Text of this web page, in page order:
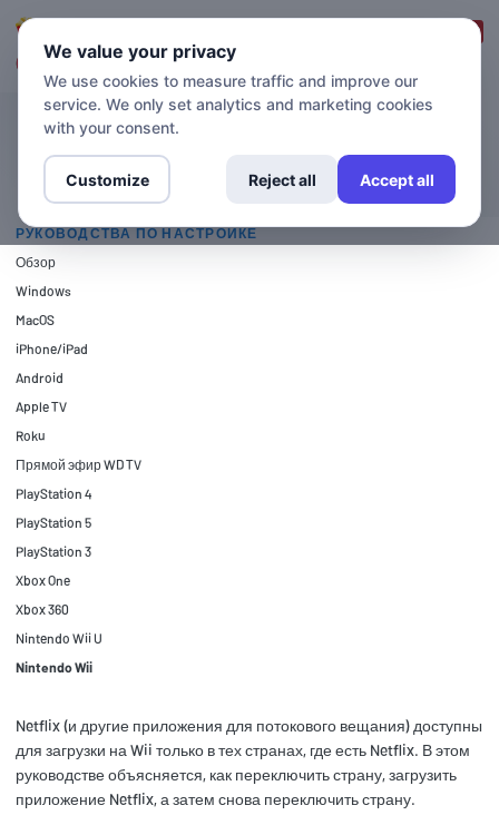
РУКОВОДСТВА ПО НАСТРОЙКЕ
Nintendo Wii
РУКОВОДСТВА ПО НАСТРОЙКЕ
Обзор
Windows
MacOS
iPhone/iPad
Android
Apple TV
Roku
Прямой эфир WD TV
PlayStation 4
PlayStation 5
PlayStation 3
Xbox One
Xbox 360
Nintendo Wii U
Nintendo Wii
Netflix (и другие приложения для потокового вещания) доступны
для загрузки на Wii только в тех странах, где есть Netflix. В этом
руководстве объясняется, как переключить страну, загрузить
приложение Netflix, а затем снова переключить страну.
We value your privacy
We use cookies to measure traffic and improve our
service. We only set analytics and marketing cookies
with your consent.
Customize Reject all Accept all